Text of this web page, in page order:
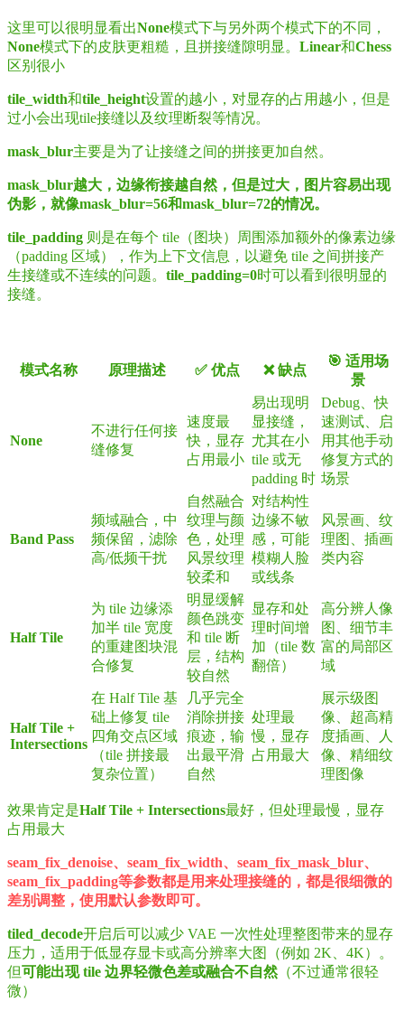
这里可以很明显看出None模式下与另外两个模式下的不同，
None模式下的皮肤更粗糙，且拼接缝隙明显。 Linear和Chess
区别很小
tile_width和tile_height设置的越小，对显存的占用越小，但是
过小会出现tile接缝以及纹理断裂等情况。
mask_blur主要是为了让接缝之间的拼接更加自然。
mask_blur越大，边缘衔接越自然，但是过大，图片容易出现
伪影，就像mask_blur=56和mask_blur=72的情况。
tile_padding 则是在每个 tile（图块）周围添加额外的像素边缘
（padding 区域），作为上下文信息，以避免 tile 之间拼接产
生接缝或不连续的问题。 tile_padding=0时可以看到很明显的
接缝。
模式名称 原理描述 ✅ 优点 ❌ 缺点
🎯 适用场
景
None
不进行任何接
缝修复
速度最
快，显存
占用最小
易出现明
显接缝，
尤其在小
tile 或无
padding 时
Debug、快
速测试、启
用其他手动
修复方式的
场景
Band Pass
频域融合，中
频保留，滤除
高/低频干扰
自然融合
纹理与颜
色，处理
风景纹理
较柔和
对结构性
边缘不敏
感，可能
模糊人脸
或线条
风景画、纹
理图、插画
类内容
Half Tile
为 tile 边缘添
加半 tile 宽度
的重建图块混
合修复
明显缓解
颜色跳变
和 tile 断
层，结构
较自然
显存和处
理时间增
加（tile 数
翻倍）
高分辨人像
图、细节丰
富的局部区
域
Half Tile +
Intersections
在 Half Tile 基
础上修复 tile
四角交点区域
（tile 拼接最
复杂位置）
几乎完全
消除拼接
痕迹，输
出最平滑
自然
处理最
慢，显存
占用最大
展示级图
像、超高精
度插画、人
像、精细纹
理图像
效果肯定是Half Tile + Intersections最好，但处理最慢，显存
占用最大
seam_fix_denoise、seam_fix_width、seam_fix_mask_blur、
seam_fix_padding等参数都是用来处理接缝的，都是很细微的
差别调整，使用默认参数即可。
tiled_decode开启后可以减少 VAE 一次性处理整图带来的显存
压力，适用于低显存显卡或高分辨率大图（例如 2K、4K）。
但可能出现 tile 边界轻微色差或融合不自然（不过通常很轻
微）